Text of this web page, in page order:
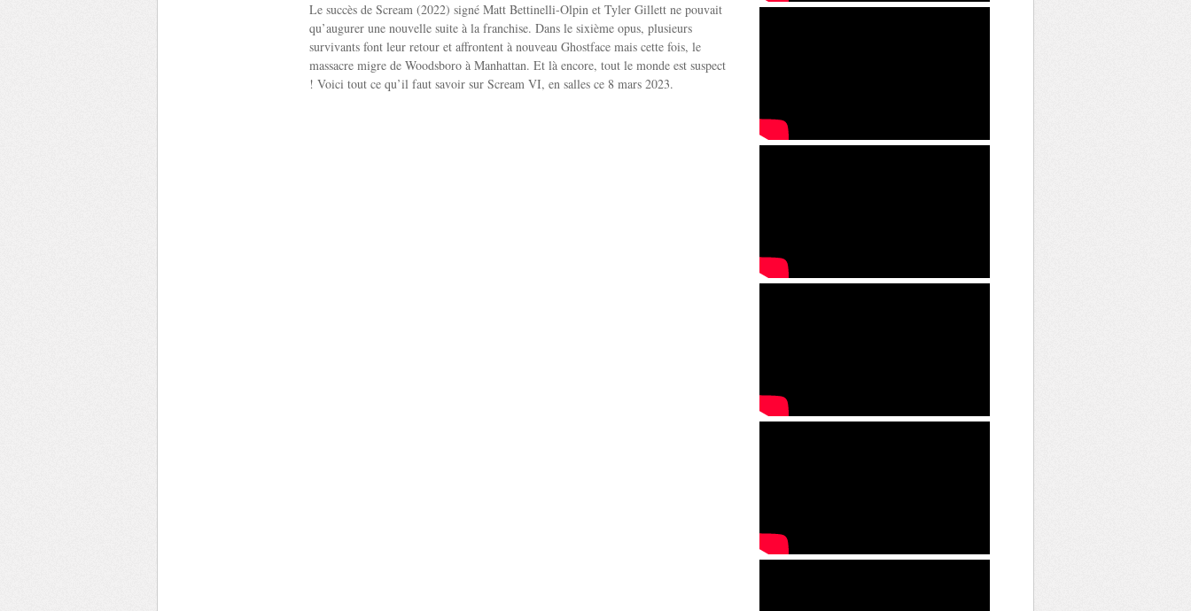
Le succès de Scream (2022) signé Matt Bettinelli-Olpin et Tyler Gillett ne pouvait
qu’augurer une nouvelle suite à la franchise. Dans le sixième opus, plusieurs
survivants font leur retour et affrontent à nouveau Ghostface mais cette fois, le
massacre migre de Woodsboro à Manhattan. Et là encore, tout le monde est suspect
! Voici tout ce qu’il faut savoir sur Scream VI, en salles ce 8 mars 2023.